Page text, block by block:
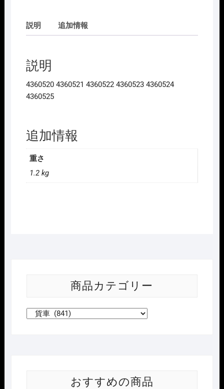
43605
系
蓋
車
石
炭
付
鉄
灰
双
扉
説明 追加情報
説明
4360520 4360521 4360522 4360523 4360524
4360525
追加情報
重さ
1.2 kg
商品カテゴリー
おすすめの商品